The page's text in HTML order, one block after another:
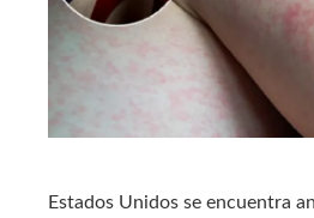
Estados Unidos se encuentra